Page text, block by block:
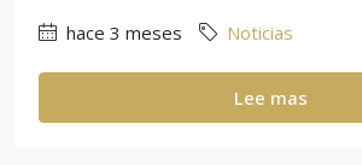
hace 3 meses Noticias
Lee mas